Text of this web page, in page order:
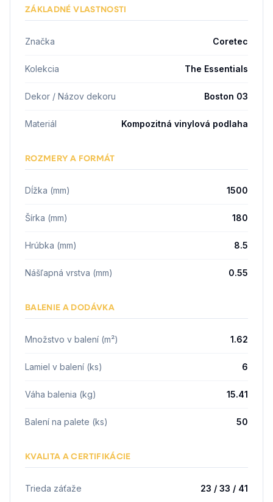
ZÁKLADNÉ VLASTNOSTI
Značka Coretec
Kolekcia The Essentials
Dekor / Názov dekoru Boston 03
Materiál Kompozitná vinylová podlaha
ROZMERY A FORMÁT
Dĺžka (mm) 1500
Šírka (mm) 180
Hrúbka (mm) 8.5
Nášľapná vrstva (mm) 0.55
BALENIE A DODÁVKA
Množstvo v balení (m²) 1.62
Lamiel v balení (ks) 6
Váha balenia (kg) 15.41
Balení na palete (ks) 50
KVALITA A CERTIFIKÁCIE
Trieda záťaže 23 / 33 / 41